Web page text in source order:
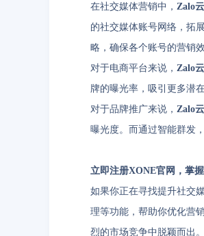
在社交媒体营销中， Zalo
的社交媒体账号网络，拓
略，确保各个账号的营销
对于电商平台来说， Zalo
牌的曝光率，吸引更多潜
对于品牌推广来说， Zalo
曝光度。而通过智能群发
立即注册XONE官网，掌
如果你正在寻找提升社交
理等功能，帮助你优化营
烈的市场竞争中脱颖而出